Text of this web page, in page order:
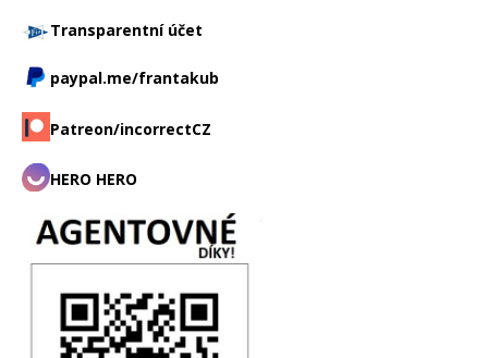
Transparentní účet
paypal.me/frantakub
Patreon/incorrectCZ
HERO HERO